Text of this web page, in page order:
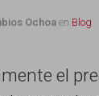
Ochoaen Blog
el